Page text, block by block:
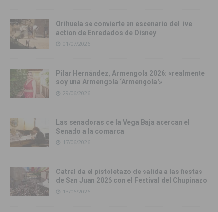
Orihuela se convierte en escenario del live
action de Enredados de Disney
01/07/2026
Pilar Hernández, Armengola 2026: «realmente
soy una Armengola ‘Armengola'»
29/06/2026
Las senadoras de la Vega Baja acercan el
Senado a la comarca
17/06/2026
Catral da el pistoletazo de salida a las fiestas
de San Juan 2026 con el Festival del Chupinazo
13/06/2026